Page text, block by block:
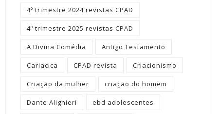
4º trimestre 2024 revistas CPAD
4º trimestre 2025 revistas CPAD
A Divina Comédia Antigo Testamento
Cariacica CPAD revista Criacionismo
Criação da mulher criação do homem
Dante Alighieri ebd adolescentes